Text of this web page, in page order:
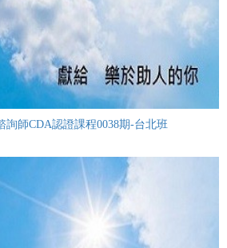
詢師CDA認證課程0038期-台北班